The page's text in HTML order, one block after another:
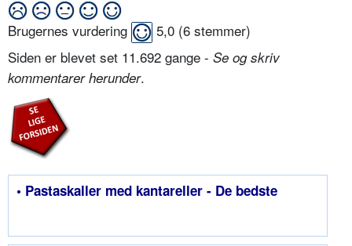
Brugernes vurdering 5,0 (6 stemmer)
Siden er blevet set 11.692 gange - Se og skriv
kommentarer herunder.
• Pastaskaller med kantareller - De bedste